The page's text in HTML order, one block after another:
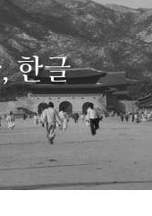
한글